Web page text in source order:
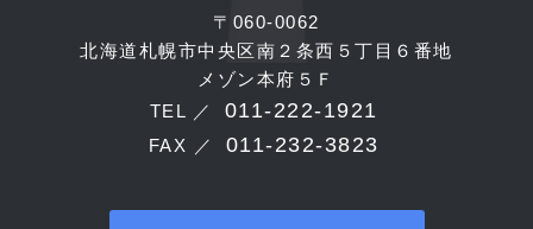
〒060-0062
北海道札幌市中央区南２条西５丁目６番地
メゾン本府５Ｆ
TEL ／
011-222-1921
FAX ／ 011-232-3823